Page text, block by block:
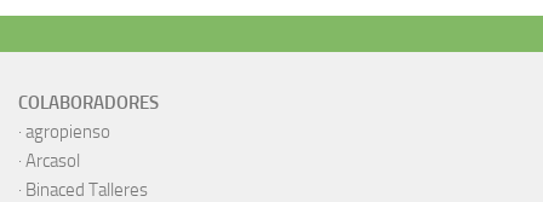
COLABORADORES
· agropienso
· Arcasol
· Binaced Talleres